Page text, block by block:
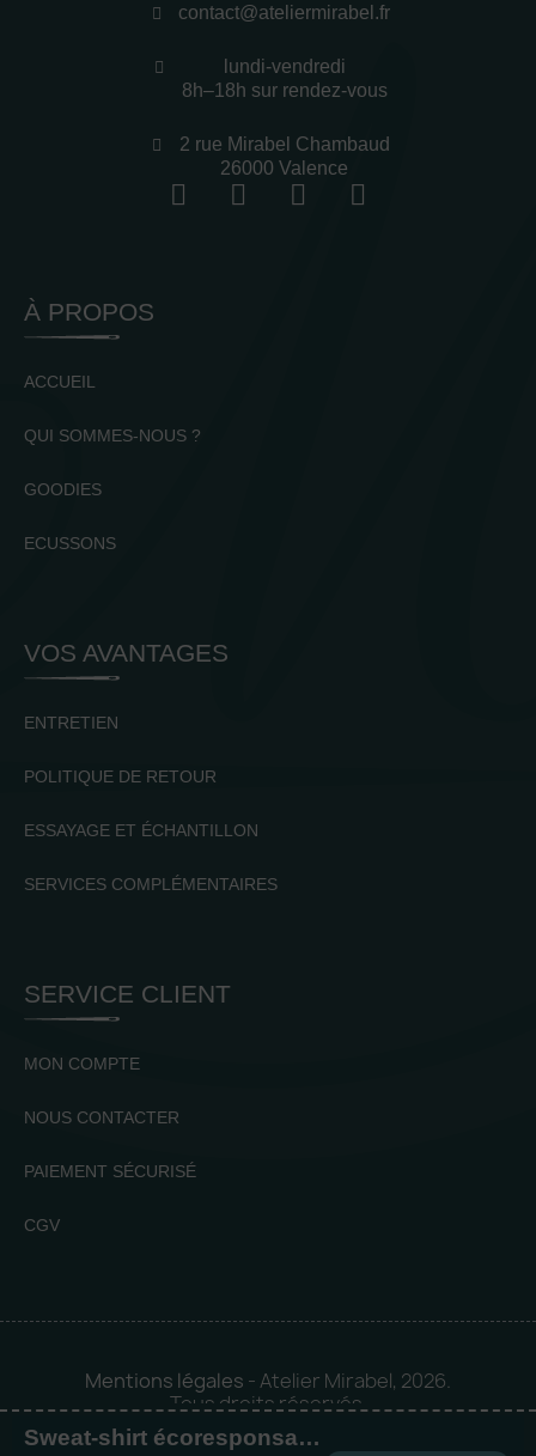
Sweat-shirt écoresponsable à capuche oversize unisexe
contact@ateliermirabel.fr
lundi-vendredi
8h–18h sur rendez-vous
2 rue Mirabel Chambaud
26000 Valence
À PROPOS
ACCUEIL
QUI SOMMES-NOUS ?
GOODIES
ECUSSONS
VOS AVANTAGES
ENTRETIEN
POLITIQUE DE RETOUR
ESSAYAGE ET ÉCHANTILLON
SERVICES COMPLÉMENTAIRES
SERVICE CLIENT
MON COMPTE
NOUS CONTACTER
PAIEMENT SÉCURISÉ
CGV
Mentions légales - Atelier Mirabel, 2026.
Tous droits réservés.
Mise en orbite 🪐 byLogia |